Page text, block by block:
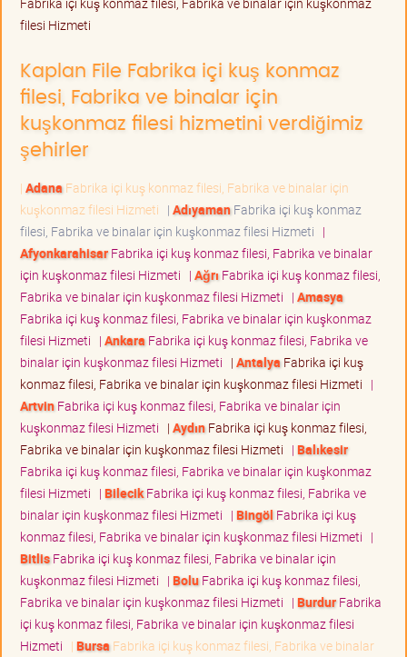
filesi Hizmeti
Kaplan File Fabrika içi kuş konmaz
filesi, Fabrika ve binalar için
kuşkonmaz filesi hizmetini verdiğimiz
şehirler
| Adana Fabrika içi kuş konmaz filesi, Fabrika ve binalar için
kuşkonmaz filesi Hizmeti | AdıyamanFabrika içi kuş konmaz
filesi, Fabrika ve binalar için kuşkonmaz filesi Hizmeti |
AfyonkarahisarFabrika içi kuş konmaz filesi, Fabrika ve binalar
için kuşkonmaz filesi Hizmeti | Ağrı Fabrika içi kuş konmaz filesi,
Fabrika ve binalar için kuşkonmaz filesi Hizmeti | Amasya
Fabrika içi kuş konmaz filesi, Fabrika ve binalar için kuşkonmaz
filesi Hizmeti | Ankara Fabrika içi kuş konmaz filesi, Fabrika ve
binalar için kuşkonmaz filesi Hizmeti | Antalya Fabrika içi kuş
konmaz filesi, Fabrika ve binalar için kuşkonmaz filesi Hizmeti |
ArtvinFabrika içi kuş konmaz filesi, Fabrika ve binalar için
kuşkonmaz filesi Hizmeti | AydınFabrika içi kuş konmaz filesi,
Fabrika ve binalar için kuşkonmaz filesi Hizmeti | Balıkesir
Fabrika içi kuş konmaz filesi, Fabrika ve binalar için kuşkonmaz
filesi Hizmeti | BilecikFabrika içi kuş konmaz filesi, Fabrika ve
binalar için kuşkonmaz filesi Hizmeti | Bingöl Fabrika içi kuş
konmaz filesi, Fabrika ve binalar için kuşkonmaz filesi Hizmeti |
BitlisFabrika içi kuş konmaz filesi, Fabrika ve binalar için
kuşkonmaz filesi Hizmeti | BoluFabrika içi kuş konmaz filesi,
Fabrika ve binalar için kuşkonmaz filesi Hizmeti | BurdurFabrika
içi kuş konmaz filesi, Fabrika ve binalar için kuşkonmaz filesi
Hizmeti | Bursa Fabrika içi kuş konmaz filesi, Fabrika ve binalar